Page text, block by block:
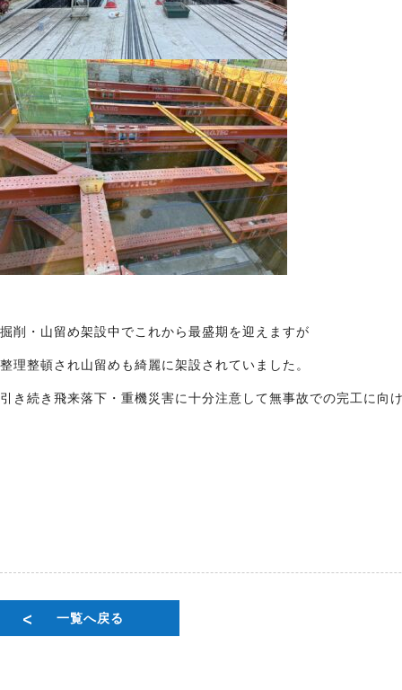
掘削・山留め架設中でこれから最盛期を迎えますが
整理整頓され山留めも綺麗に架設されていました。
引き続き飛来落下・重機災害に十分注意して無事故での完工に向
一覧へ戻る